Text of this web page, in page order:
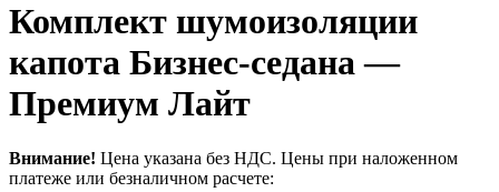
Комплект шумоизоляции
капота Бизнес-седана —
Премиум Лайт
Внимание! Цена указана без НДС. Цены при наложенном
платеже или безналичном расчете: